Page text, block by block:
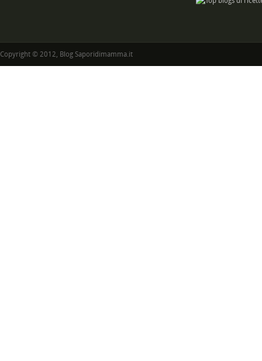
Copyright © 2012, Blog Saporidimamma.it